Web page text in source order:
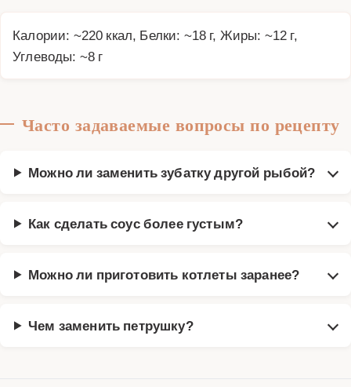
Калории: ~220 ккал, Белки: ~18 г, Жиры: ~12 г,
Углеводы: ~8 г
Часто задаваемые вопросы по рецепту
Можно ли заменить зубатку другой рыбой?
Как сделать соус более густым?
Можно ли приготовить котлеты заранее?
Чем заменить петрушку?